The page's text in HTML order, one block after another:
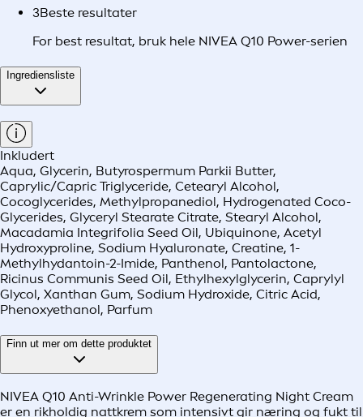
3Beste resultater
For best resultat, bruk hele NIVEA Q10 Power-serien
Ingrediensliste
Inkludert
Aqua, Glycerin, Butyrospermum Parkii Butter,
Caprylic/Capric Triglyceride, Cetearyl Alcohol,
Cocoglycerides, Methylpropanediol, Hydrogenated Coco-
Glycerides, Glyceryl Stearate Citrate, Stearyl Alcohol,
Macadamia Integrifolia Seed Oil, Ubiquinone, Acetyl
Hydroxyproline, Sodium Hyaluronate, Creatine, 1-
Methylhydantoin-2-Imide, Panthenol, Pantolactone,
Ricinus Communis Seed Oil, Ethylhexylglycerin, Caprylyl
Glycol, Xanthan Gum, Sodium Hydroxide, Citric Acid,
Phenoxyethanol, Parfum
Finn ut mer om dette produktet
NIVEA Q10 Anti-Wrinkle Power Regenerating Night Cream
er en rikholdig nattkrem som intensivt gir næring og fukt til